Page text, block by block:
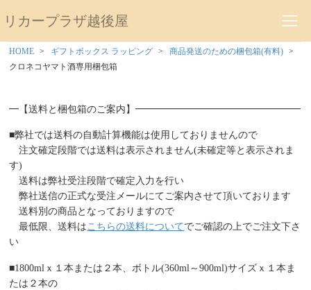
リカープラザ越後屋
HOME ギフトボックス ラッピング
商品発送のための梱包箱(有料)
クロネコヤマト酒専用梱包箱
━【送料と梱包箱のご案内】━━━━━━━━━━━━━━━━━
■弊社では送料の自動計算機能は使用しておりませんので
注文確定段階では送料は表示されません(未確定等と表示されま
す)
送料は弊社受注段階で確定入力を行い
弊社送信の正式な受注メールにてご案内させて頂いております
送料別の商品となっておりますので
最低限、送料はこちらの送料について でご確認の上でご注文下さ
い
■1800mlｘ１本または２本、ボトル(360ml～900ml)サイズｘ１本ま
たは２本の